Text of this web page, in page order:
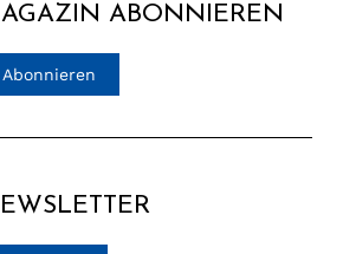
ABONNIEREN
Abonnieren